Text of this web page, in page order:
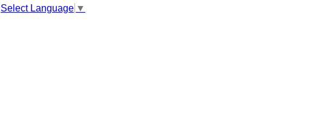
Select Language ▼